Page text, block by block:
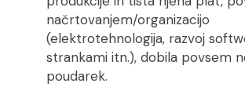
načrtovanjem/organizacijo
(elektrotehnologija, razvoj
strankami itn.), dobila povsem
poudarek.